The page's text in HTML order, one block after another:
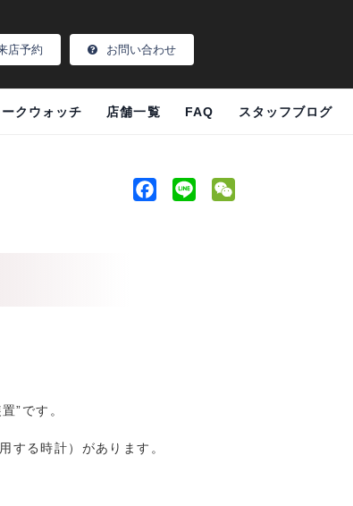
店予約 お問い合わせ
クウォッチ 店舗一覧 FAQ スタッフブログ
”です。
する時計）があります。